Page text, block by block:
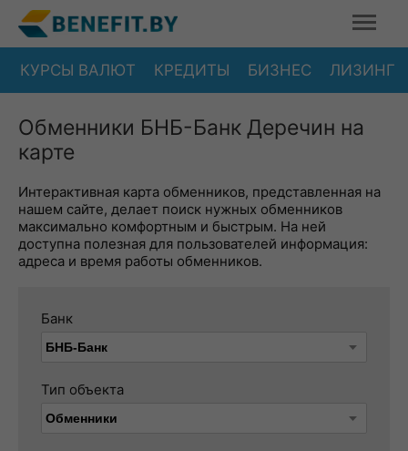
КУРСЫ ВАЛЮТ КРЕДИТЫ БИЗНЕС ЛИЗИНГ
Обменники БНБ-Банк Деречин на
карте
Интерактивная карта обменников, представленная на
нашем сайте, делает поиск нужных обменников
максимально комфортным и быстрым. На ней
доступна полезная для пользователей информация:
адреса и время работы обменников.
Банк
Тип объекта